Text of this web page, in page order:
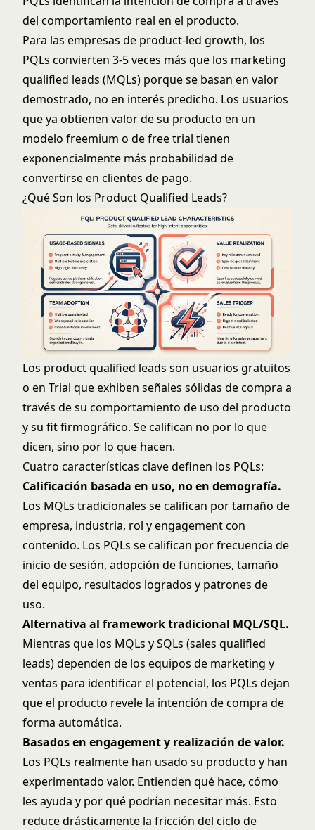
del comportamiento real en el producto.
Para las empresas de product-led growth, los
PQLs convierten 3-5 veces más que los marketing
qualified leads (MQLs) porque se basan en valor
demostrado, no en interés predicho. Los usuarios
que ya obtienen valor de su producto en un
modelo freemium o de free trial tienen
exponencialmente más probabilidad de
convertirse en clientes de pago.
¿Qué Son los Product Qualified Leads?
Los product qualified leads son usuarios gratuitos
o en Trial que exhiben señales sólidas de compra a
través de su comportamiento de uso del producto
y su fit firmográfico. Se califican no por lo que
dicen, sino por lo que hacen.
Cuatro características clave definen los PQLs:
Calificación basada en uso, no en demografía.
Los MQLs tradicionales se califican por tamaño de
empresa, industria, rol y engagement con
contenido. Los PQLs se califican por frecuencia de
inicio de sesión, adopción de funciones, tamaño
del equipo, resultados logrados y patrones de
uso.
Alternativa al framework tradicional MQL/SQL.
Mientras que los MQLs y SQLs (sales qualified
leads) dependen de los equipos de marketing y
ventas para identificar el potencial, los PQLs dejan
que el producto revele la intención de compra de
forma automática.
Basados en engagement y realización de valor.
Los PQLs realmente han usado su producto y han
experimentado valor. Entienden qué hace, cómo
les ayuda y por qué podrían necesitar más. Esto
reduce drásticamente la fricción del ciclo de